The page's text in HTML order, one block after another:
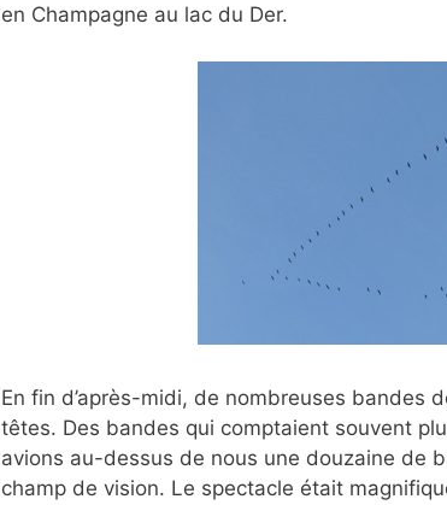
en Champagne au lac du Der.
En fin d’après-midi, de nombreuses bandes
têtes. Des bandes qui comptaient souvent
avions au-dessus de nous une douzaine de
champ de vision. Le spectacle était